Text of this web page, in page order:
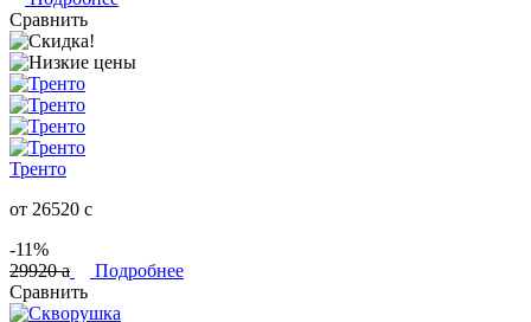
Сравнить
Тренто
от 26520 c
-11%
29920a
Подробнее
Сравнить